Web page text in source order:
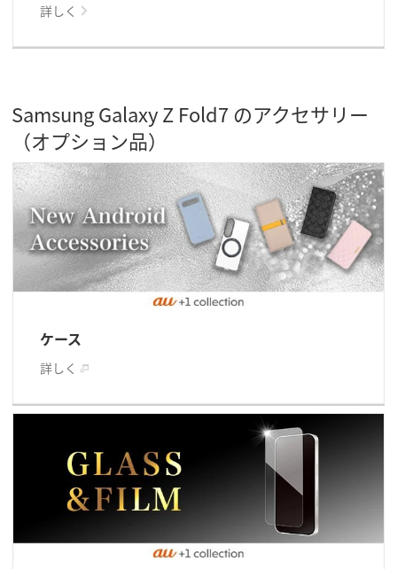
詳しく
Samsung Galaxy Z Fold7 のアクセサリー
（オプション品）
ケース
詳しく